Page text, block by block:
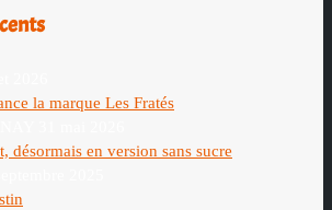
la marque Les Fratés
désormais en version sans sucre